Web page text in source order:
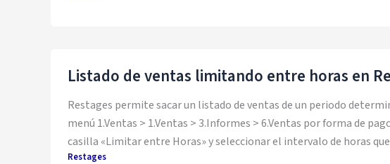
Listado de ventas limitando entre horas en
Restages permite sacar un listado de ventas de un periodo
menú 1.Ventas > 1.Ventas > 3.Informes > 6.Ventas por forma de
casilla «Limitar entre Horas» y seleccionar el intervalo de horas
Restages